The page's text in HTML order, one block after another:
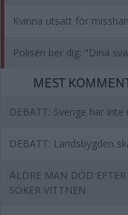
Kvinna utsatt för
Polisen ber dig: "Dina
MEST
DEBATT: Sverige har
DEBATT: Landsbygden
ÄLDRE MAN DÖD
SÖKER VITTNEN